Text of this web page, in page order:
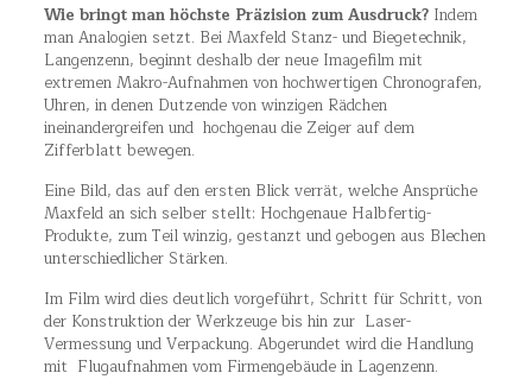
Wie bringt man höchste Präzision zum Ausdruck?Indem
man Analogien setzt. Bei Maxfeld Stanz- und Biegetechnik,
Langenzenn, beginnt deshalb der neue Imagefilm mit
extremen Makro-Aufnahmen von hochwertigen Chronografen,
Uhren, in denen Dutzende von winzigen Rädchen
ineinandergreifen und hochgenau die Zeiger auf dem
Zifferblatt bewegen.
Eine Bild, das auf den ersten Blick verrät, welche Ansprüche
Maxfeld an sich selber stellt: Hochgenaue Halbfertig-
Produkte, zum Teil winzig, gestanzt und gebogen aus Blechen
unterschiedlicher Stärken.
Im Film wird dies deutlich vorgeführt, Schritt für Schritt, von
der Konstruktion der Werkzeuge bis hin zur Laser-
Vermessung und Verpackung. Abgerundet wird die Handlung
mit Flugaufnahmen vom Firmengebäude in Lagenzenn.